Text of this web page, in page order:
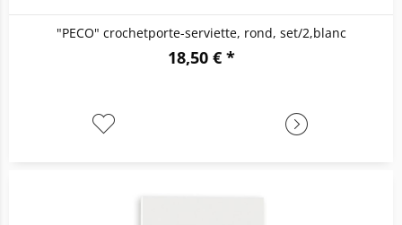
"PECO" crochetporte-serviette, rond, set/2,blanc
18,50 € *